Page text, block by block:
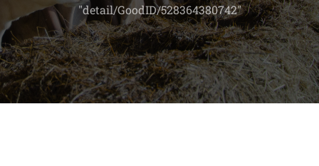
"detail/GoodID/528364380742"